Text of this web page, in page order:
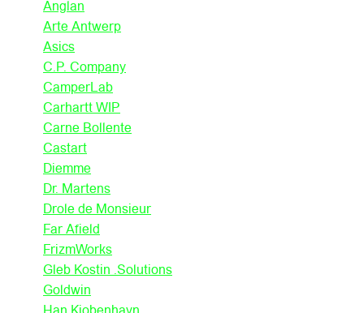
Anglan
Arte Antwerp
Asics
C.P. Company
CamperLab
Carhartt WIP
Carne Bollente
Castart
Diemme
Dr. Martens
Drole de Monsieur
Far Afield
FrizmWorks
Gleb Kostin .Solutions
Goldwin